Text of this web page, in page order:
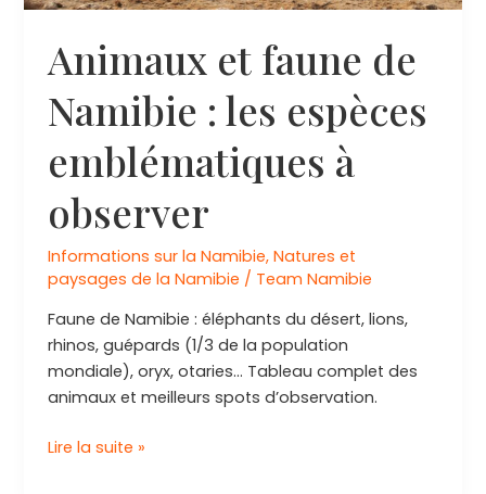
Animaux et faune de
Namibie : les espèces
emblématiques à
observer
Informations sur la Namibie,Natures et
paysages de la Namibie / Team Namibie
Faune de Namibie : éléphants du désert, lions,
rhinos, guépards (1/3 de la population
mondiale), oryx, otaries… Tableau complet des
animaux et meilleurs spots d’observation.
Animaux
Lire la suite »